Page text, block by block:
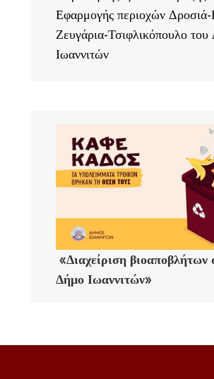
Εφαρμογής περιοχών
Ζευγάρια-Τσιφλικόπουλο
Ιωαννιτών
«Διαχείριση βιοαποβλήτων
Δήμο Ιωαννιτών»